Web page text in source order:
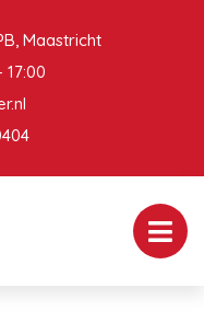
Maastricht